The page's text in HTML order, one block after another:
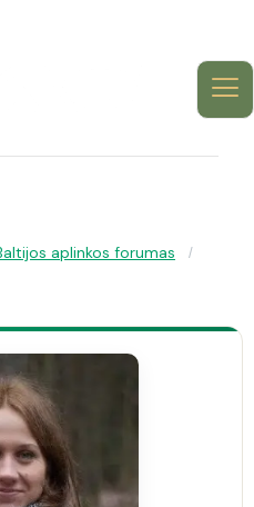
aplinkos forumas
/